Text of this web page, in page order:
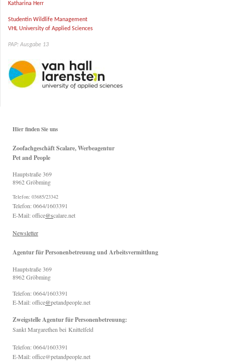
Katharina Herr
Studentin Wildlife Management
VHL University of Applied Sciences
PAP: Ausgabe 13
Hier finden Sie uns
Zoofachgeschäft Scalare, Werbeagentur
Pet and People
Hauptstraße369
8962Gröbming
Telefon: 03685/23342
Telefon: 0664/1603391
E-Mail: office@scalare.net
Newsletter
Agentur für Personenbetreuung und Arbeitsvermittlung
Hauptstraße369
8962Gröbming
Telefon: 0664/1603391
E-Mail: office@petandpeople.net
Zweigstelle Agentur für Personenbetreuung:
Sankt Margarethen bei Knittelfeld
Telefon: 0664/1603391
E-Mail: office@petandpeople.net